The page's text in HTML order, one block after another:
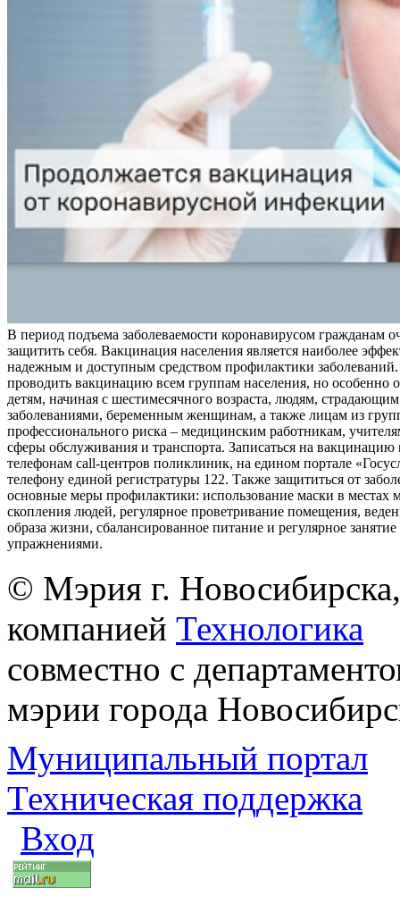
В период подъема заболеваемости коронавирусом гражданам
защитить себя. Вакцинация населения является наиболее
надежным и доступным средством профилактики заболеваний.
проводить вакцинацию всем группам населения, но особенно
детям, начиная с шестимесячного возраста, людям,
заболеваниями, беременным женщинам, а также лицам из
профессионального риска – медицинским работникам,
сферы обслуживания и транспорта. Записаться на
телефонам call-центров поликлиник, на едином портале
телефону единой регистратуры 122. Также защититься от
основные меры профилактики: использование маски в местах
скопления людей, регулярное проветривание помещения,
образа жизни, сбалансированное питание и регулярное
упражнениями.
© Мэрия г.
компанией Технологика
совместно с
мэрии города
Муниципальный портал
Техническая поддержка
Вход